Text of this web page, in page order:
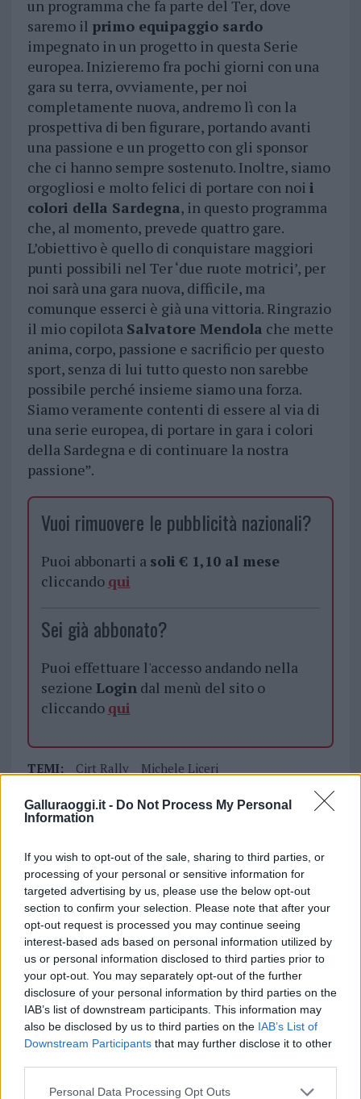
Galluraoggi.it - Do Not Process My Personal
Information
If you wish to opt-out of the sale, sharing to third parties, or
processing of your personal or sensitive information for
targeted advertising by us, please use the below opt-out
section to confirm your selection. Please note that after your
opt-out request is processed you may continue seeing
interest-based ads based on personal information utilized by
us or personal information disclosed to third parties prior to
your opt-out. You may separately opt-out of the further
disclosure of your personal information by third parties on the
IAB’s list of downstream participants. This information may
also be disclosed by us to third parties on the IAB’s List of
Downstream Participants that may further disclose it to other
Please note that this website/app uses one or more Google
Personal Data Processing Opt Outs
un programma che fa parte del Ter, dove
saremo il primo equipaggio sardo
impegnato in un progetto in questa Serie
europea. Inizieremo fra pochi giorni con una
gara su terra, ovviamente, per noi
completamente nuova, andremo lì con la
prospettiva di ben figurare, portando avanti
una passione e un progetto con gli sponsor
che ci hanno sempre sostenuto. Inoltre, siamo
orgogliosi e molto felici di portare con noi i
colori della Sardegna, in questo programma
che, al momento, prevede quattro gare.
L’obiettivo è quello di conquistare maggiori
punti possibili nel Ter ‘due ruote motrici’, per
noi sarà una gara nuova, difficile, ma
comunque esserci è già una vittoria. Ringrazio
il mio copilota Salvatore Mendola che mette
anima, corpo, passione e sacrificio per questo
sport, senza di lui tutto questo non sarebbe
possibile perché insieme siamo una forza.
Siamo veramente contenti di essere al via di
una serie europea, di portare in gara i colori
della Sardegna e di continuare la nostra
passione”.
Vuoi rimuovere le pubblicità nazionali?
Puoi abbonarti a soli € 1,10 al mese
cliccando qui
Sei già abbonato?
Puoi effettuare l'accesso andando nella
sezione Logindal menù del sito o
cliccando qui
TEMI: Cirt Rally
Michele Liceri
Rally Terra Sarda
Salvatore Mendola
Ter Tour European Rally Series
Condividi l'articolo
F
a
ce
b
o
o
k
T
w
it
te
r
Pi
n
te
re
st
W
h
at
s
A
p
p
S
h
a
re
Articolo precedente
Prossimo articolo
NOTIZIE RECENTI